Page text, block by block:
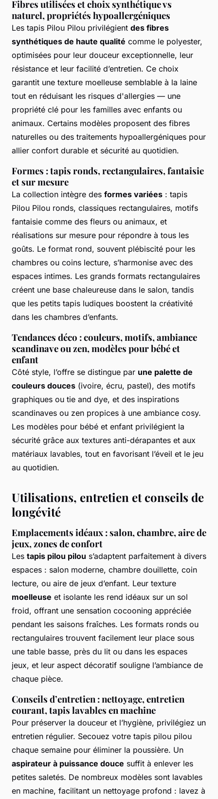
Fibres utilisées et choix synthétique vs
naturel, propriétés hypoallergéniques
Les tapis Pilou Pilou privilégient des fibres
synthétiques de haute qualité comme le polyester,
optimisées pour leur douceur exceptionnelle, leur
résistance et leur facilité d’entretien. Ce choix
garantit une texture moelleuse semblable à la laine
tout en réduisant les risques d'allergies — une
propriété clé pour les familles avec enfants ou
animaux. Certains modèles proposent des fibres
naturelles ou des traitements hypoallergéniques pour
allier confort durable et sécurité au quotidien.
Formes : tapis ronds, rectangulaires, fantaisie
et sur mesure
La collection intègre des formes variées : tapis
Pilou Pilou ronds, classiques rectangulaires, motifs
fantaisie comme des fleurs ou animaux, et
réalisations sur mesure pour répondre à tous les
goûts. Le format rond, souvent plébiscité pour les
chambres ou coins lecture, s’harmonise avec des
espaces intimes. Les grands formats rectangulaires
créent une base chaleureuse dans le salon, tandis
que les petits tapis ludiques boostent la créativité
dans les chambres d’enfants.
Tendances déco : couleurs, motifs, ambiance
scandinave ou zen, modèles pour bébé et
enfant
Côté style, l’offre se distingue par une palette de
couleurs douces (ivoire, écru, pastel), des motifs
graphiques ou tie and dye, et des inspirations
scandinaves ou zen propices à une ambiance cosy.
Les modèles pour bébé et enfant privilégient la
sécurité grâce aux textures anti-dérapantes et aux
matériaux lavables, tout en favorisant l’éveil et le jeu
au quotidien.
Utilisations, entretien et conseils de
longévité
Emplacements idéaux : salon, chambre, aire de
jeux, zones de confort
Les tapis pilou pilou s’adaptent parfaitement à divers
espaces : salon moderne, chambre douillette, coin
lecture, ou aire de jeux d’enfant. Leur texture
moelleuse et isolante les rend idéaux sur un sol
froid, offrant une sensation cocooning appréciée
pendant les saisons fraîches. Les formats ronds ou
rectangulaires trouvent facilement leur place sous
une table basse, près du lit ou dans les espaces
jeux, et leur aspect décoratif souligne l’ambiance de
chaque pièce.
Conseils d’entretien : nettoyage, entretien
courant, tapis lavables en machine
Pour préserver la douceur et l’hygiène, privilégiez un
entretien régulier. Secouez votre tapis pilou pilou
chaque semaine pour éliminer la poussière. Un
aspirateur à puissance douce suffit à enlever les
petites saletés. De nombreux modèles sont lavables
en machine, facilitant un nettoyage profond : lavez à